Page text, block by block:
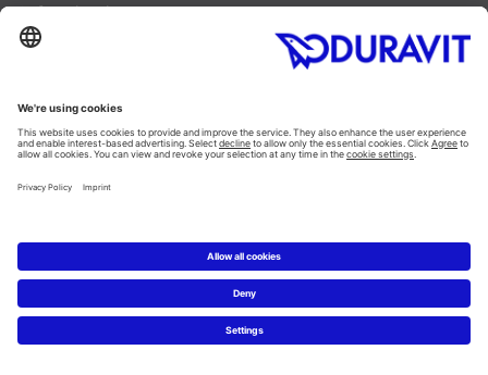
Aufsatzbecken
SensoWash® Dusch WCs
Bad Planung
Online Badplaner
Materialien im Bad
Service
Technische Beratung
Presse